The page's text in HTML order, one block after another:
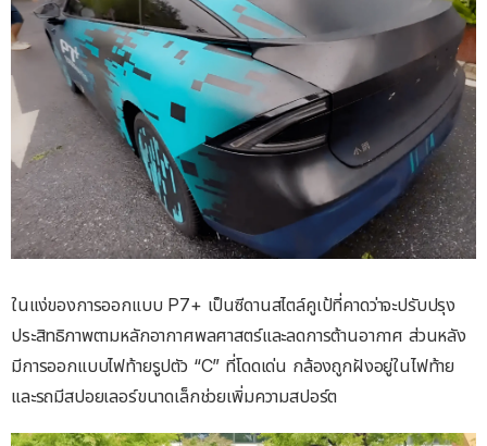
ในแง่ของการออกแบบ P7+ เป็นซีดานสไตล์คูเป้ที่คาดว่าจะปรับปรุง
ประสิทธิภาพตามหลักอากาศพลศาสตร์และลดการต้านอากาศ ส่วนหลัง
มีการออกแบบไฟท้ายรูปตัว “C” ที่โดดเด่น กล้องถูกฝังอยู่ในไฟท้าย
และรถมีสปอยเลอร์ขนาดเล็กช่วยเพิ่มความสปอร์ต